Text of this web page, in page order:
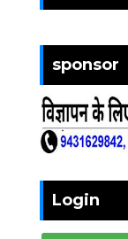
sponsor
Login